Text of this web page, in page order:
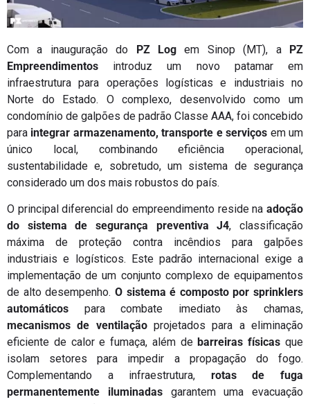
Com a inauguração do PZ Log em Sinop (MT), a PZ
Empreendimentos introduz um novo patamar em
infraestrutura para operações logísticas e industriais no
Norte do Estado. O complexo, desenvolvido como um
condomínio de galpões de padrão Classe AAA, foi concebido
para integrar armazenamento, transporte e serviços em um
único local, combinando eficiência operacional,
sustentabilidade e, sobretudo, um sistema de segurança
considerado um dos mais robustos do país.
O principal diferencial do empreendimento reside na adoção
do sistema de segurança preventiva J4, classificação
máxima de proteção contra incêndios para galpões
industriais e logísticos. Este padrão internacional exige a
implementação de um conjunto complexo de equipamentos
de alto desempenho. O sistema é composto por sprinklers
automáticos para combate imediato às chamas,
mecanismos de ventilaçãoprojetados para a eliminação
eficiente de calor e fumaça, além debarreiras físicas que
isolam setores para impedir a propagação do fogo.
Complementando a infraestrutura, rotas de fuga
permanentemente iluminadas garantem uma evacuação